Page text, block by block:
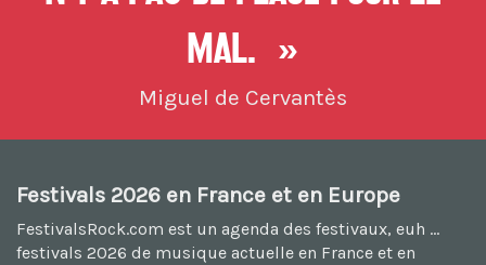
mal. »
Miguel de Cervantès
Festivals 2026 en France et en Europe
FestivalsRock.com est un agenda des festivaux, euh ...
festivals 2026 de musique actuelle en France et en